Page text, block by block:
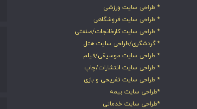
* طراحی سایت ورزشی
* طراحی سایت فروشگاهی
* طراحی سایت کارخانجات/صنعتی
* گردشگری/طراحی سایت هتل
* طراحی سایت موسیقی/فیلم
* طراحی سایت انتشارات/چاپ
* طراحی سایت تفریحی و بازی
*طراحی سایت بیمه
*طراحی سایت خدماتی